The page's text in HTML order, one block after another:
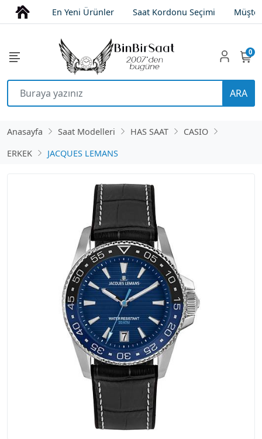
En Yeni Ürünler Saat Kordonu Seçimi
ARA
0
Anasayfa Saat Modelleri HAS SAAT
CASIO
ERKEK
JACQUES LEMANS